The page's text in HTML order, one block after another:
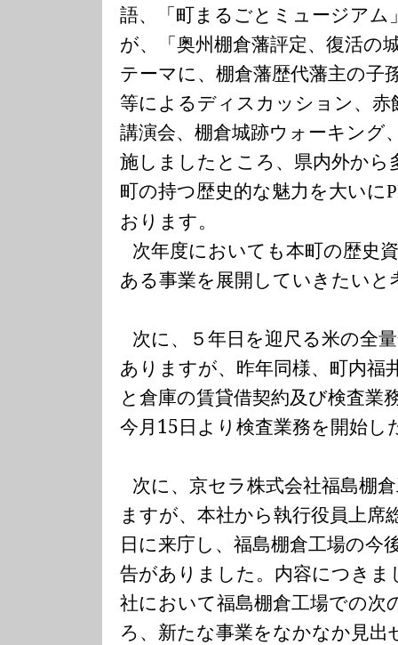
語、「町まるごとミュージア
が、「奥州棚倉藩評定、復活の
テーマに、棚倉藩歴代藩主の子
等によるディスカッション、赤
講演会、棚倉城跡ウォーキング
施しましたところ、県内外から
町の持つ歴史的な魅力を大いに
おります。
次年度においても本町の歴史
ある事業を展開していきたい
次に、５年日を迎尺る米の全
ありますが、昨年同様、町内福
と倉庫の賃貸借契約及び検査業
今月15日より検査業務を開始
次に、京セラ株式会社福島棚
ますが、本社から執行役員上席
日に来庁し、福島棚倉工場の今
告がありました。内容につきま
社において福島棚倉工場での次
ろ、新たな事業をなかなか見